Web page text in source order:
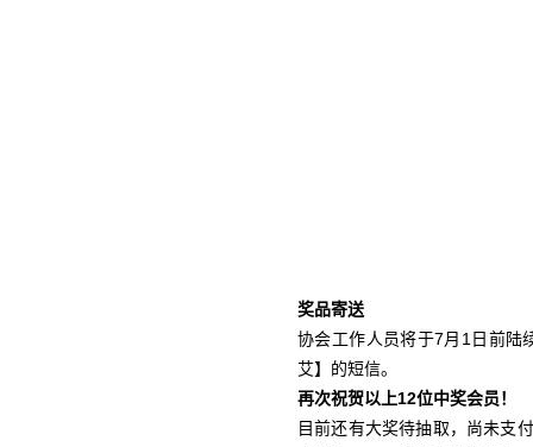
奖品寄送
协会工作人员将于7月1日前陆
艾】的短信。
再次祝贺以上12位中奖会员！
目前还有大奖待抽取，尚未支